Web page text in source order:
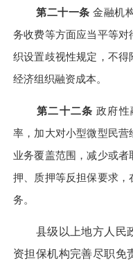
第二十一条 金融机
务收费等方面应当平等对
织设置歧视性规定，不
经济组织融资成本。
第二十二条 政府性
率，加大对小型微型民
业务覆盖范围，减少或
押、质押等反担保要求
务。
县级以上地方人民政
资担保机构完善尽职免